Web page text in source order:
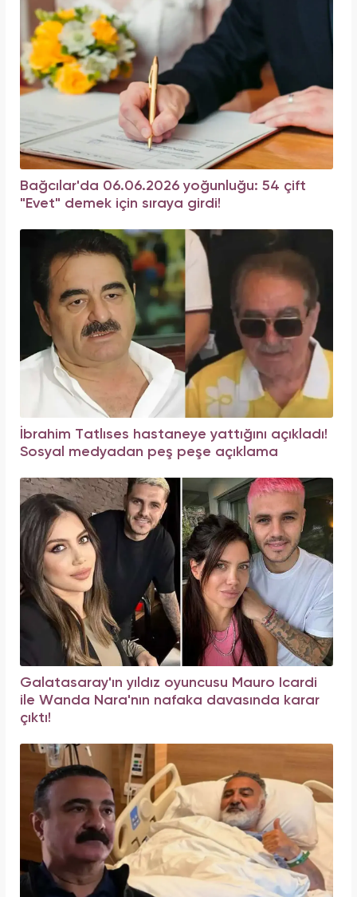
Bağcılar'da 06.06.2026 yoğunluğu: 54 çift
"Evet" demek için sıraya girdi!
İbrahim Tatlıses hastaneye yattığını açıkladı!
Sosyal medyadan peş peşe açıklama
Galatasaray'ın yıldız oyuncusu Mauro Icardi
ile Wanda Nara'nın nafaka davasında karar
çıktı!